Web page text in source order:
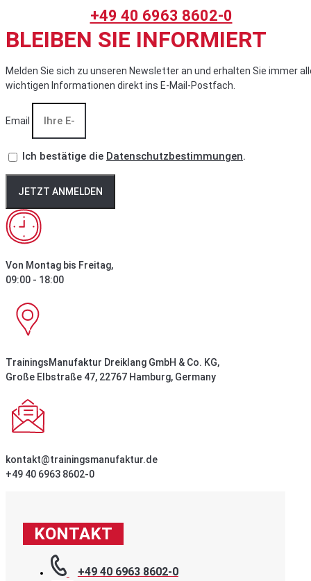
+49 40 6963 8602-0
BLEIBEN SIE INFORMIERT
Melden Sie sich zu unseren Newsletter an und erhalten Sie immer
wichtigen Informationen direkt ins E-Mail-Postfach.
Email
Ich bestätige die Datenschutzbestimmungen.
JETZT ANMELDEN
Von Montag bis Freitag,
09:00 - 18:00
TrainingsManufaktur Dreiklang GmbH & Co. KG,
Große Elbstraße 47, 22767 Hamburg, Germany
kontakt@trainingsmanufaktur.de
+49 40 6963 8602-0
KONTAKT
+49 40 6963 8602-0